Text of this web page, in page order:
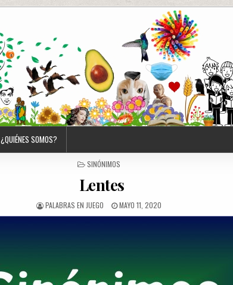
¿QUIÉNES SOMOS?
POSTED
SINÓNIMOS
Lentes
PALABRAS EN JUEGO MAYO 11, 2020